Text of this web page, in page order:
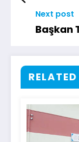
Next post
Başkan